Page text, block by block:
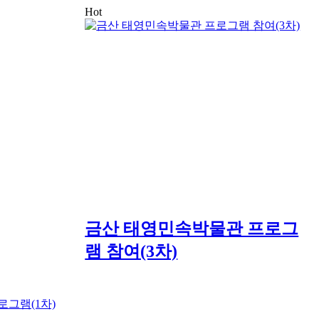
Hot
금산 태영민속박물관 프로그
램 참여(3차)